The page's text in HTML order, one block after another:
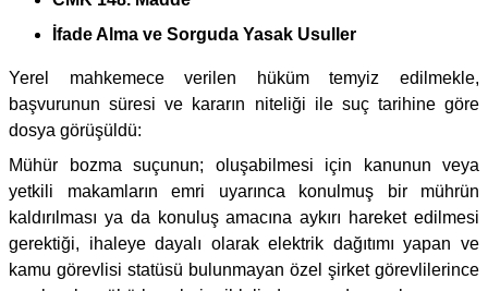
İfade Alma ve Sorguda Yasak Usuller
Yerel mahkemece verilen hüküm temyiz edilmekle,
başvurunun süresi ve kararın niteliği ile suç tarihine göre
dosya görüşüldü:
Mühür bozma suçunun; oluşabilmesi için kanunun veya
yetkili makamların emri uyarınca konulmuş bir mührün
kaldırılması ya da konuluş amacına aykırı hareket edilmesi
gerektiği, ihaleye dayalı olarak elektrik dağıtımı yapan ve
kamu görevlisi statüsü bulunmayan özel şirket görevlilerince